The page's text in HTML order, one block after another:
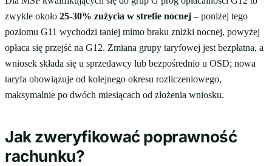
zwykle około 25-30% zużycia w strefie nocnej – poniżej tego
poziomu G11 wychodzi taniej mimo braku zniżki nocnej, powyżej
opłaca się przejść na G12. Zmiana grupy taryfowej jest bezpłatna, a
wniosek składa się u sprzedawcy lub bezpośrednio u OSD; nowa
taryfa obowiązuje od kolejnego okresu rozliczeniowego,
maksymalnie po dwóch miesiącach od złożenia wniosku.
Jak zweryfikować poprawność
rachunku?